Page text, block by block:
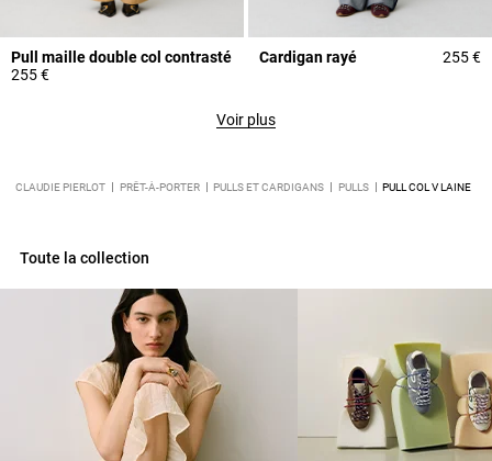
Pull maille double col contrasté
255 €
Cardigan rayé 255 €
Voir plus
CLAUDIE PIERLOT PRÊT-À-PORTER PULLS ET CARDIGANS PULLS PULL COL V LAINE
Toute la collection